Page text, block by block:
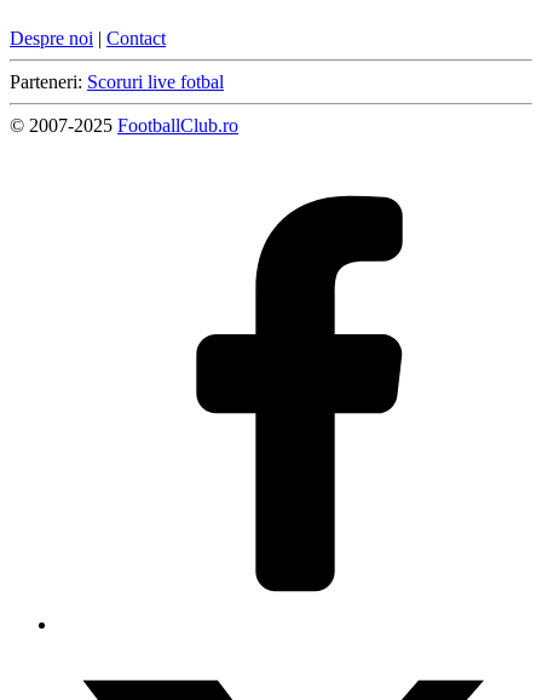
Despre noi | Contact
Parteneri: Scoruri live fotbal
© 2007-2025 FootballClub.ro